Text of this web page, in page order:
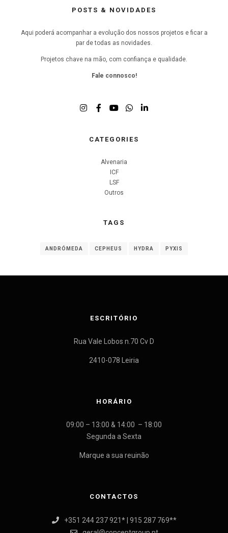
POSTS & NOVIDADES
Aqui poderá acompanhar a evolução dos nossos projetos e ficar a
par de todas as novidades.
Projetos chave na mão, com confiança e qualidade.
Fale connosco!
CATEGORIES
Alvenaria
ICF
LSF
Outros
TAGS
ANDRÓMEDA CEPHEUS HYDRA PYXIS
ESCRITÓRIO
Rua Vale Lobos n.70 Cv D
2410-078 Leiria
HORÁRIO
09:00 – 13:00 & 14:00 – 18:00
Segunda a Sexta
Marque a sua reuinão
CONTACTOS
+351 244 237 921* | 915 287 769**